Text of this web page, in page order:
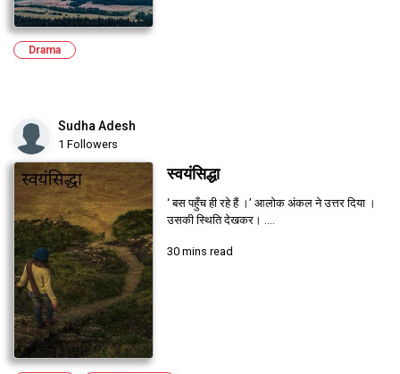
Drama
Sudha Adesh
1 Followers
स्वयंसिद्धा
‘ बस पहुँच ही रहे हैं ।’ आलोक अंकल ने उत्तर दिया ।
उसकी स्थिति देखकर। ....
30 mins read